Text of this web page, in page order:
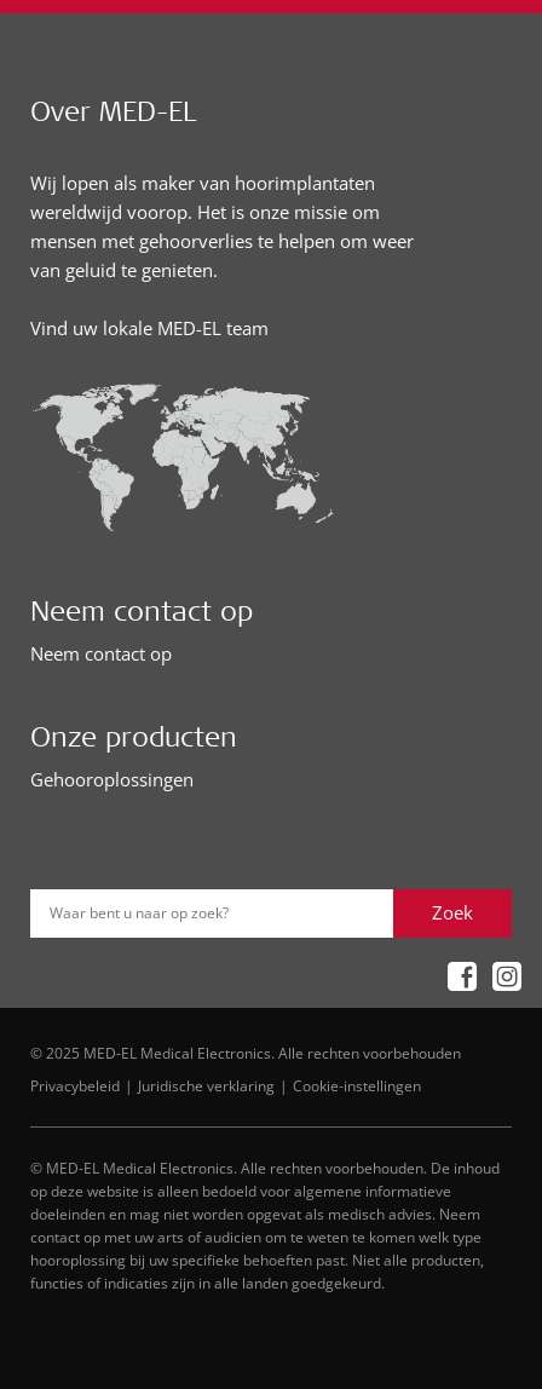
Over MED-EL
Wij lopen als maker van hoorimplantaten
wereldwijd voorop. Het is onze missie om
mensen met gehoorverlies te helpen om weer
van geluid te genieten.
Vind uw lokale MED-EL team
Neem contact op
Neem contact op
Onze producten
Gehooroplossingen
Waar bent u naar op zoek? Zoek
© 2025 MED-EL Medical Electronics. Alle rechten voorbehouden
Privacybeleid
Juridische verklaring Cookie-instellingen
© MED-EL Medical Electronics. Alle rechten voorbehouden. De inhoud
op deze website is alleen bedoeld voor algemene informatieve
doeleinden en mag niet worden opgevat als medisch advies. Neem
contact op met uw arts of audicien om te weten te komen welk type
hooroplossing bij uw specifieke behoeften past. Niet alle producten,
functies of indicaties zijn in alle landen goedgekeurd.